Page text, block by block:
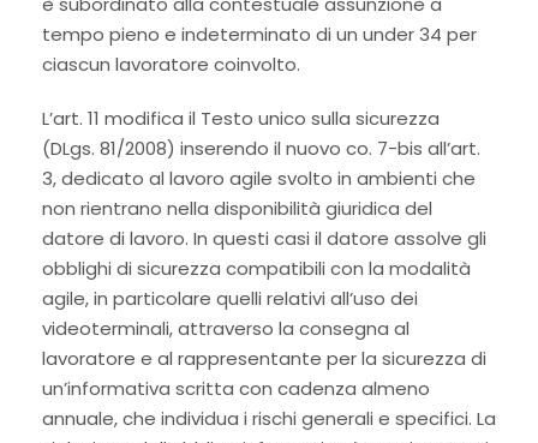
tempo pieno e indeterminato di un under 34 per
ciascun lavoratore coinvolto.
L’art. 11 modifica il Testo unico sulla sicurezza
(DLgs. 81/2008) inserendo il nuovo co. 7-bis all’art.
3, dedicato al lavoro agile svolto in ambienti che
non rientrano nella disponibilità giuridica del
datore di lavoro. In questi casi il datore assolve gli
obblighi di sicurezza compatibili con la modalità
agile, in particolare quelli relativi all’uso dei
videoterminali, attraverso la consegna al
lavoratore e al rappresentante per la sicurezza di
un’informativa scritta con cadenza almeno
annuale, che individua i rischi generali e specifici. La